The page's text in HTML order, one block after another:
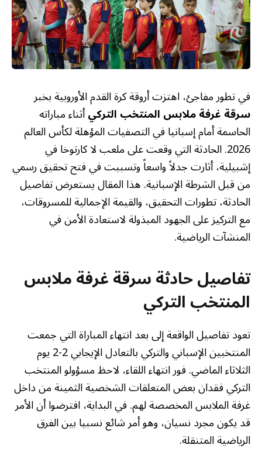
في تطور مفاجئ، اهتزت أروقة كرة القدم الأوروبية بخبر
سرقة غرفة ملابس المنتخب التركيأثناء مباراته
الحاسمة أمام إسبانيا في التصفيات المؤهلة لكأس العالم
2026. الحادثة التي وقعت على ملعب لا كارتوخا في
إشبيلية، أثارت جدلاً واسعاً وتسببت في فتح تحقيق رسمي
من قبل الشرطة الإسبانية. هذا المقال يستعرض تفاصيل
الحادثة، تطورات التحقيق، والقيمة الإجمالية للمسروقات،
مع التركيز على الجهود المبذولة لاستعادة الأمن في
المنشآت الرياضية.
تفاصيل حادثة سرقة غرفة ملابس
المنتخب التركي
تعود تفاصيل الواقعة إلى بعد انتهاء المباراة التي جمعت
المنتخبين الإسباني والتركي بالتعادل الإيجابي 2-2 يوم
الثلاثاء الماضي. فور انتهاء اللقاء، لاحظ مسؤولو المنتخب
التركي فقدان بعض المتعلقات الشخصية الثمينة من داخل
غرفة الملابس المخصصة لهم. في البداية، افترضوا أن الأمر
قد يكون مجرد نسيان، وهو أمر شائع نسبيا بين الفرق
الرياضية المتنقلة.